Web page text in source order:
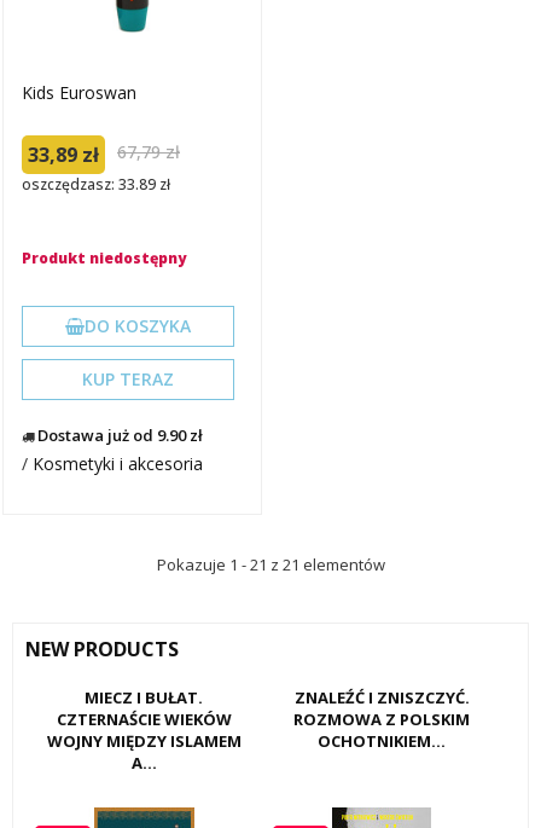
NEW PRODUCTS
MIECZ I BUŁAT.
CZTERNAŚCIE WIEKÓW
WOJNY MIĘDZY ISLAMEM
A...
ZNALEŹĆ I ZNISZCZYĆ.
ROZMOWA Z POLSKIM
OCHOTNIKIEM...
Kids Euroswan
33,89 zł 67,79 zł
oszczędzasz: 33.89 zł
Produkt niedostępny
DO KOSZYKA
KUP TERAZ
Dostawa już od 9.90 zł
/ Kosmetyki i akcesoria
Pokazuje 1 - 21 z 21 elementów